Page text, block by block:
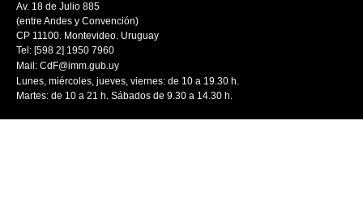
Av. 18 de Julio 885
(entre Andes y Convención)
CP 11100. Montevideo. Uruguay
Tel: [598 2] 1950 7960
Mail: CdF@imm.gub.uy
Lunes, miércoles, jueves, viernes: de 10 a 19.30 h.
Martes: de 10 a 21 h. Sábados de 9.30 a 14.30 h.